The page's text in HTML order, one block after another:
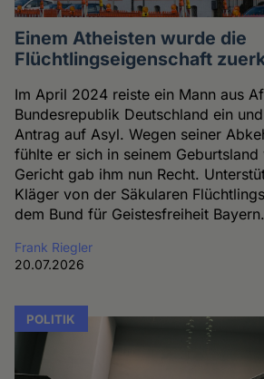
Einem Atheisten wurde die
Flüchtlingseigenschaft
Im April 2024 reiste ein Mann aus
Bundesrepublik Deutschland ein
Antrag auf Asyl. Wegen seiner
fühlte er sich in seinem
Gericht gab ihm nun Recht.
Kläger von der Säkularen
dem Bund für Geistesfreiheit Bayern.
Frank Riegler
20.07.2026
POLITIK